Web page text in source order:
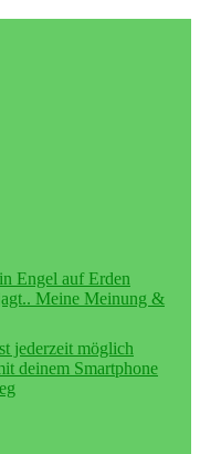
Engel auf Erden
Meine Meinung &
jederzeit möglich
deinem Smartphone